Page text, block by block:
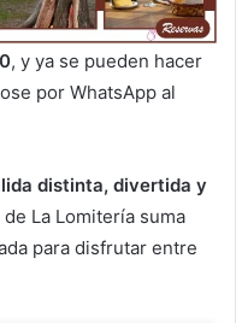
, y ya se pueden hacer
por WhatsApp al
distinta, divertida y
La Lomitería suma
para disfrutar entre